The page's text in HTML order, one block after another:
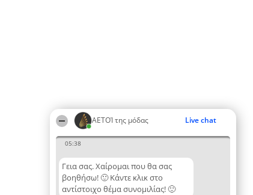
ΑΕΤΟΊ της μόδας Live chat
05:38
Γεια σας. Χαίρομαι που θα σας
βοηθήσω! 🙂 Κάντε κλικ στο
αντίστοιχο θέμα συνομιλίας! 🙂